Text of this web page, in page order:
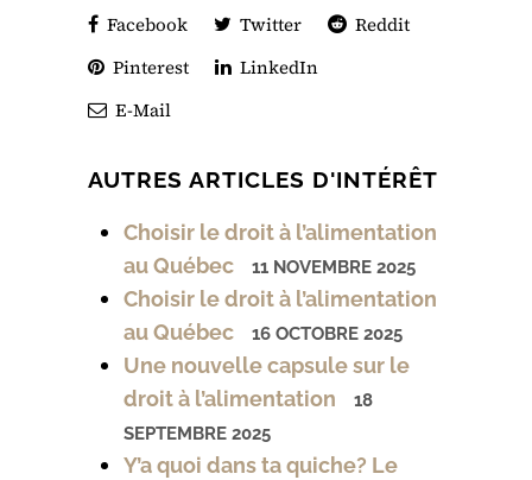
Facebook Twitter
Reddit
Pinterest
LinkedIn
E-Mail
AUTRES ARTICLES D'INTÉRÊT
Choisir le droit à l’alimentation
au Québec
11 NOVEMBRE 2025
Choisir le droit à l’alimentation
au Québec
16 OCTOBRE 2025
Une nouvelle capsule sur le
droit à l’alimentation
18
SEPTEMBRE 2025
Y’a quoi dans ta quiche? Le